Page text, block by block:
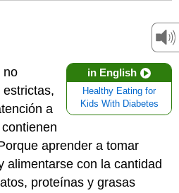
in English
Healthy Eating for
Kids With Diabetes
no
a
aprender a tomar
alimentarse con la cantidad
proteínas y grasas